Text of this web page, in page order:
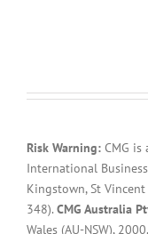
Risk Warning: CMG
International
Kingstown, St
348). CMG Australia
Wales (AU-NSW),